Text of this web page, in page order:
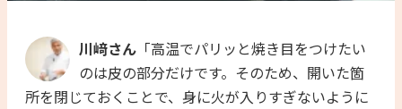
川﨑さん 「高温でパリッと焼き目をつけたい
のは皮の部分だけです。そのため、開いた箇
所を閉じておくことで、身に火が入りすぎないように